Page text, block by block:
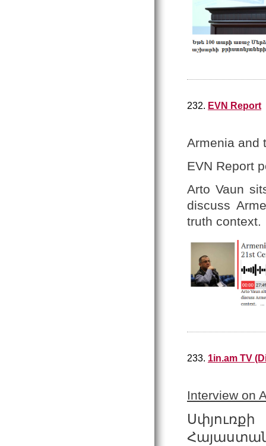
232. EVN Report
Armenia and
EVN Report
Arto Vaun
discuss
truth context.
233. 1in.am TV
Interview on